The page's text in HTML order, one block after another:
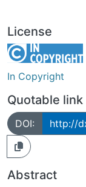
License
In Copyright
Quotable link
DOI: http://
Abstract